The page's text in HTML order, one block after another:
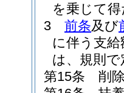
を乗じて
3
前条及び
に伴う支
は、規則
第15条
削